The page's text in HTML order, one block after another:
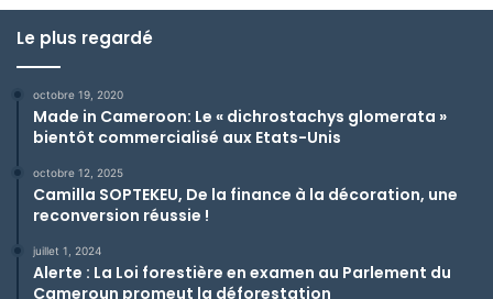
Le plus regardé
octobre 19, 2020
Made in Cameroon: Le « dichrostachys glomerata »
bientôt commercialisé aux Etats-Unis
octobre 12, 2025
Camilla SOPTEKEU, De la finance à la décoration, une
reconversion réussie !
juillet 1, 2024
Alerte : La Loi forestière en examen au Parlement du
Cameroun promeut la déforestation